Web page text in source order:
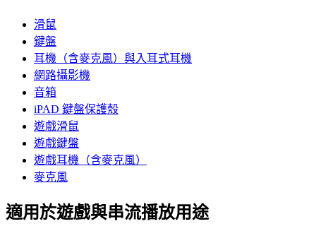
滑鼠
鍵盤
耳機（含麥克風）與入耳式耳機
網路攝影機
音箱
iPAD 鍵盤保護殼
遊戲滑鼠
遊戲鍵盤
遊戲耳機（含麥克風）
麥克風
適用於遊戲與串流播放用途